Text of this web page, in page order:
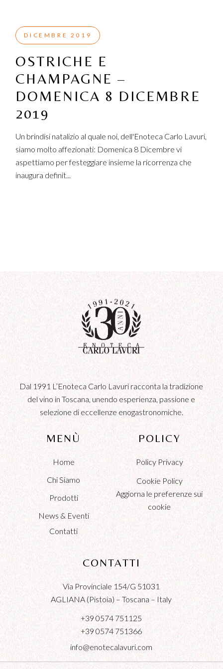
DICEMBRE 2019
OSTRICHE E
CHAMPAGNE –
DOMENICA 8 DICEMBRE
2019
Un brindisi natalizio al quale noi, dell'Enoteca Carlo Lavuri,
siamo molto affezionati: Domenica 8 Dicembre vi
aspettiamo per festeggiare insieme la ricorrenza che
inaugura definit...
Dal 1991 L’Enoteca Carlo Lavuri racconta la tradizione
del vino in Toscana, unendo esperienza, passione e
selezione di eccellenze enogastronomiche.
MENÙ
Home
Chi Siamo
Prodotti
News & Eventi
Contatti
POLICY
Policy Privacy
Cookie Policy
Aggiorna le preferenze sui
cookie
CONTATTI
Via Provinciale 154/G 51031
AGLIANA (Pistoia) – Toscana – Italy
+39 0574 751125
+39 0574 751366
info@enotecalavuri.com